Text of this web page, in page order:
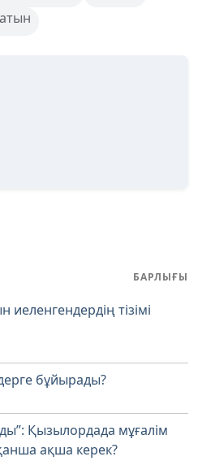
БАРЛЫҒЫ
тізімі
бұйырады?
Қызылордада мұғалім
ақша керек?